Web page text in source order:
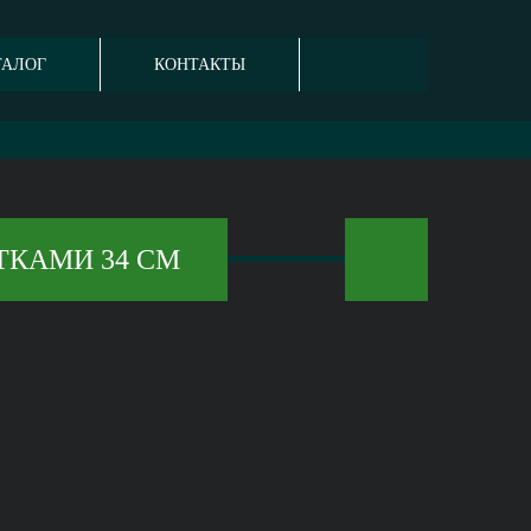
КОНТАКТЫ
34 СМ